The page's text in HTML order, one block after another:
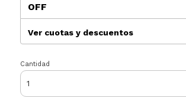
OFF
Ver cuotas y descuentos
Cantidad